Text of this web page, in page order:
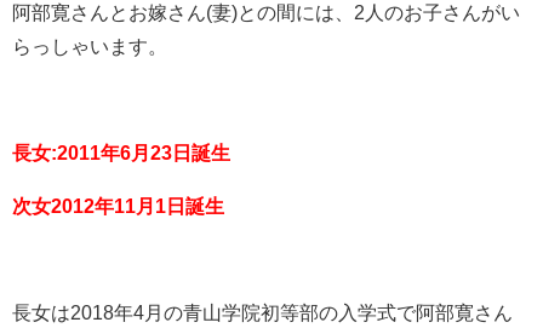
阿部寛さんとお嫁さん (妻)との間には、 2 人のお子さんがい
らっしゃいます。
長女:2011年6月23日誕生
次女2012年11月1日誕生
長女は2018年4 月の青山学院初等部の入学式で阿部寛さん